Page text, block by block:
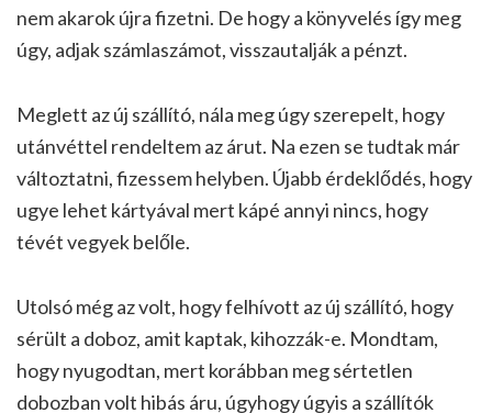
nem akarok újra fizetni. De hogy a könyvelés így meg
úgy, adjak számlaszámot, visszautalják a pénzt.
Meglett az új szállító, nála meg úgy szerepelt, hogy
utánvéttel rendeltem az árut. Na ezen se tudtak már
változtatni, fizessem helyben. Újabb érdeklődés, hogy
ugye lehet kártyával mert kápé annyi nincs, hogy
tévét vegyek belőle.
Utolsó még az volt, hogy felhívott az új szállító, hogy
sérült a doboz, amit kaptak, kihozzák-e. Mondtam,
hogy nyugodtan, mert korábban meg sértetlen
dobozban volt hibás áru, úgyhogy úgyis a szállítók